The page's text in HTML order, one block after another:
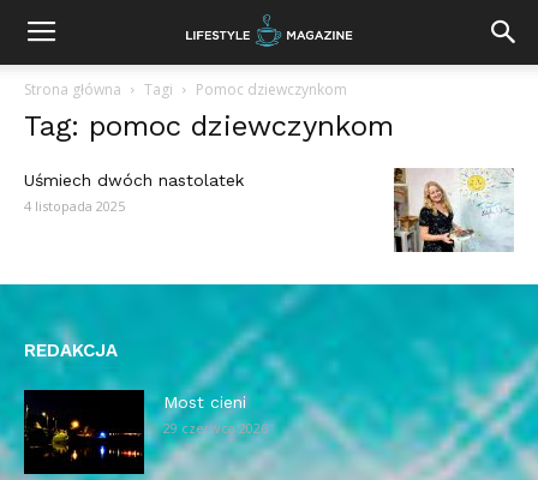
Strona główna Tagi Pomoc dziewczynkom
Tag: pomoc dziewczynkom
Uśmiech dwóch nastolatek
4 listopada 2025
REDAKCJA
Most cieni
29 czerwca 2026